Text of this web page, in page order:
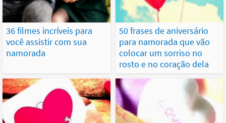
36 filmes incríveis para
você assistir com sua
namorada
50 frases de aniversário
para namorada que vão
colocar um sorriso no
rosto e no coração dela